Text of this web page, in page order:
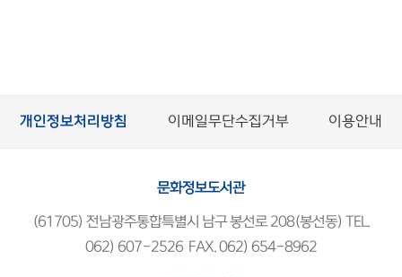
개인정보처리방침 이메일무단수집거부 이용안내
문화정보도서관
(61705) 전남광주통합특별시 남구 봉선로 208(봉선동) TEL.
062) 607-2526 FAX. 062) 654-8962